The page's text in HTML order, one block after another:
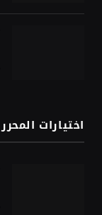
اختيارات المحرر